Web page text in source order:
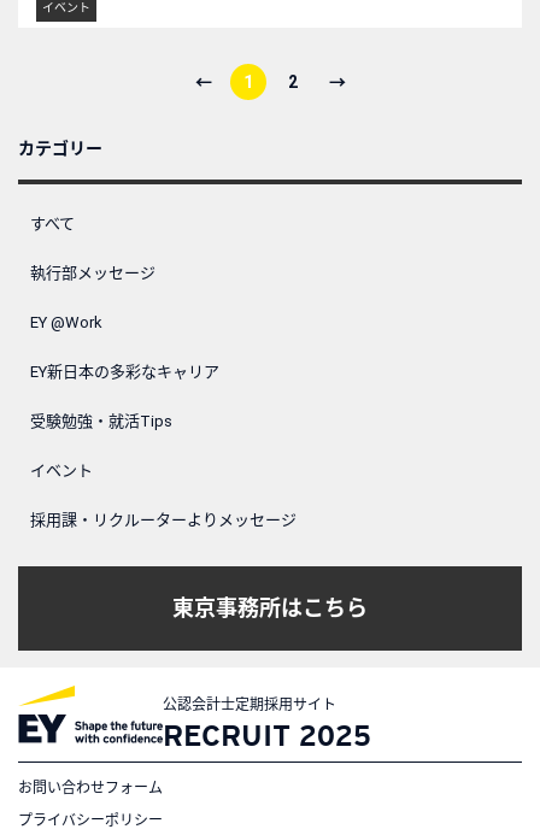
イベント
← 1 2 →
カテゴリー
すべて
執行部メッセージ
EY @Work
EY新日本の多彩なキャリア
受験勉強・就活Tips
イベント
採用課・リクルーターよりメッセージ
東京事務所はこちら
公認会計士定期採用サイト
RECRUIT 2025
お問い合わせフォーム
プライバシーポリシー